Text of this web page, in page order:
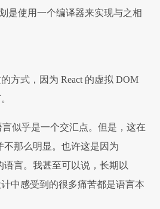
是使用一个编译器来实现与之相
方式，因为 React 的虚拟 DOM
言似乎是一个交汇点。但是，这在
不那么明显。也许这是因为
语言。我甚至可以说，长期以
中感受到的很多痛苦都是语言本